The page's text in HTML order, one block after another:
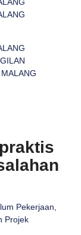
Pekerjaan,
Projek